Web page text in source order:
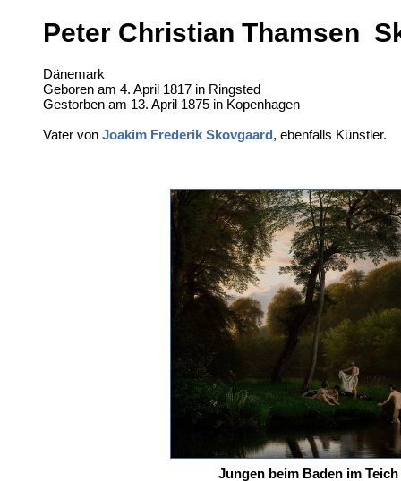
Peter Christian Thamsen
Dänemark
Geboren am 4. April 1817 in Ringsted
Gestorben am 13. April 1875 in Kopenhagen
Vater von Joakim Frederik Skovgaard, ebenfalls Künstler.
Jungen beim Baden im